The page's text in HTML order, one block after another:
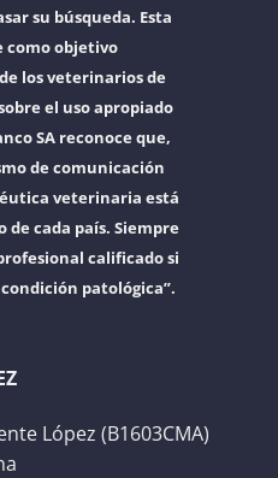
su búsqueda. Esta
como objetivo
los veterinarios de
el uso apropiado
SA reconoce que,
de comunicación
veterinaria está
cada país. Siempre
calificado si
patológica”.
López (B1603CMA)